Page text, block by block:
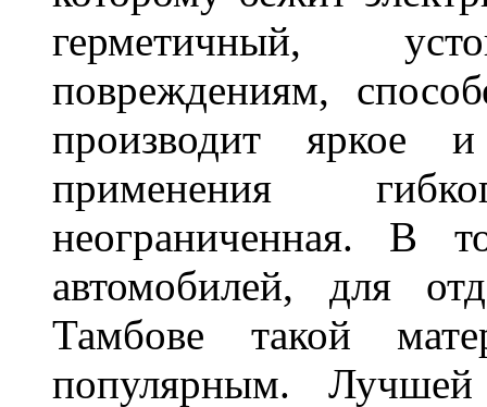
герметичный,
повреждениям,
производит яркое
применения
неограниченная.
автомобилей, для
Тамбове такой
популярным.